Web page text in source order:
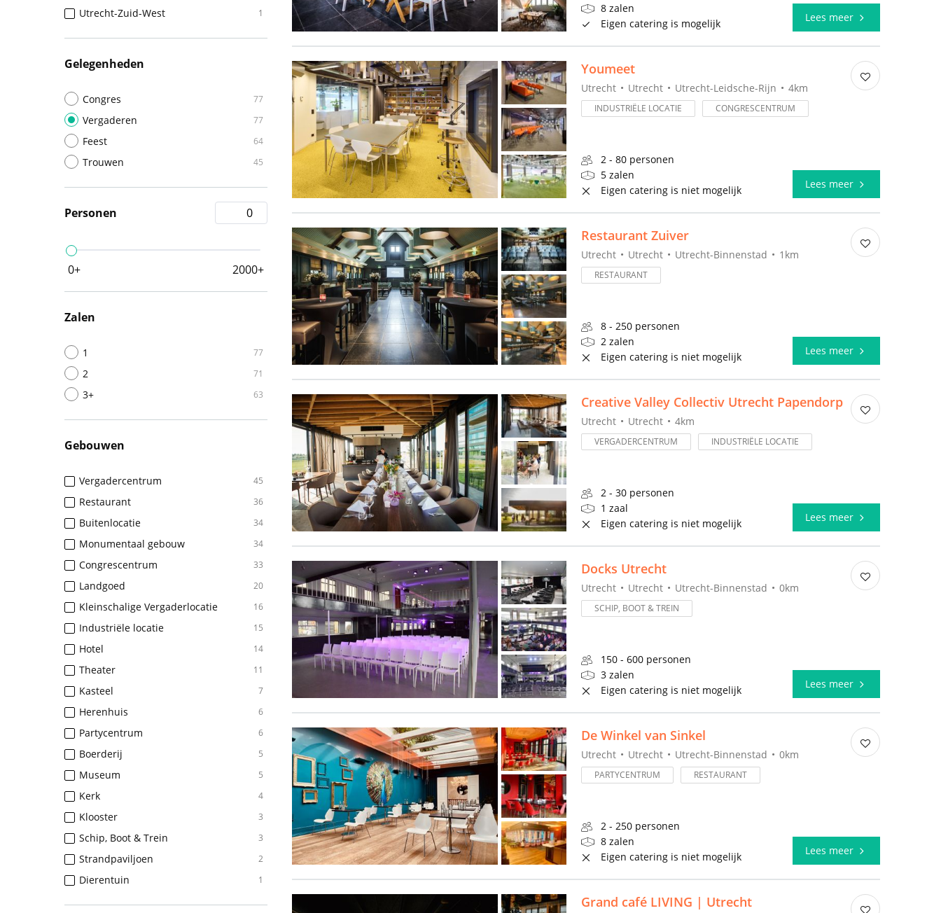
Utrecht-Zuid-West 1
Gelegenheden
Congres 77
Vergaderen 77
Feest 64
Trouwen 45
Personen
0+ 2000+
Zalen
1 77
2 71
3+ 63
Gebouwen
Vergadercentrum 45
Restaurant 36
Buitenlocatie 34
Monumentaal gebouw 34
Congrescentrum 33
Landgoed 20
Kleinschalige Vergaderlocatie 16
Industriële locatie 15
Hotel 14
Theater 11
Kasteel 7
Herenhuis 6
Partycentrum 6
Boerderij 5
Museum 5
Kerk 4
Klooster 3
Schip, Boot & Trein 3
Strandpaviljoen 2
Dierentuin 1
8 zalen
Eigen catering is mogelijk
Lees meer
Youmeet
Utrecht Utrecht Utrecht-Leidsche-Rijn 4km
INDUSTRIËLE LOCATIE CONGRESCENTRUM
2 - 80 personen
5 zalen
Eigen catering is niet mogelijk
Lees meer
Restaurant Zuiver
Utrecht Utrecht Utrecht-Binnenstad 1km
RESTAURANT
8 - 250 personen
2 zalen
Eigen catering is niet mogelijk
Lees meer
Creative Valley Collectiv Utrecht Papendorp
Utrecht Utrecht 4km
VERGADERCENTRUM INDUSTRIËLE LOCATIE
2 - 30 personen
1 zaal
Eigen catering is niet mogelijk
Lees meer
Docks Utrecht
Utrecht Utrecht Utrecht-Binnenstad 0km
SCHIP, BOOT & TREIN
150 - 600 personen
3 zalen
Eigen catering is niet mogelijk
Lees meer
De Winkel van Sinkel
Utrecht Utrecht Utrecht-Binnenstad 0km
PARTYCENTRUM RESTAURANT
2 - 250 personen
8 zalen
Eigen catering is niet mogelijk
Lees meer
Grand café LIVING | Utrecht